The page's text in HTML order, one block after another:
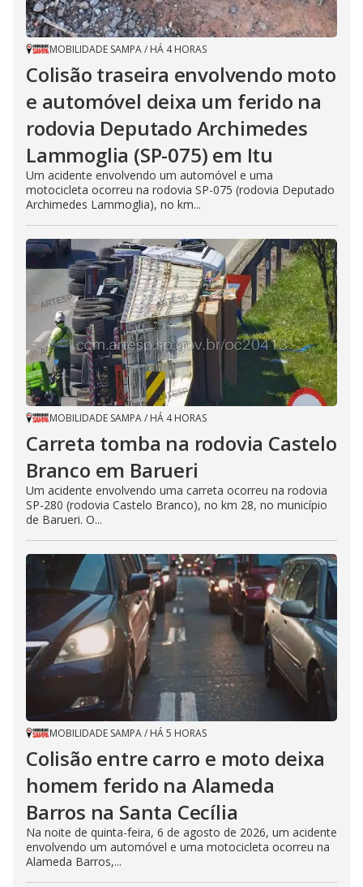
MOBILIDADE SAMPA/ HÁ 4 HORAS
Colisão traseira envolvendo moto
e automóvel deixa um ferido na
rodovia Deputado Archimedes
Lammoglia (SP-075) em Itu
Um acidente envolvendo um automóvel e uma
motocicleta ocorreu na rodovia SP-075 (rodovia Deputado
Archimedes Lammoglia), no km...
MOBILIDADE SAMPA/ HÁ 4 HORAS
Carreta tomba na rodovia Castelo
Branco em Barueri
Um acidente envolvendo uma carreta ocorreu na rodovia
SP-280 (rodovia Castelo Branco), no km 28, no município
de Barueri. O...
MOBILIDADE SAMPA/ HÁ 5 HORAS
Colisão entre carro e moto deixa
homem ferido na Alameda
Barros na Santa Cecília
Na noite de quinta-feira, 6 de agosto de 2026, um acidente
envolvendo um automóvel e uma motocicleta ocorreu na
Alameda Barros,...